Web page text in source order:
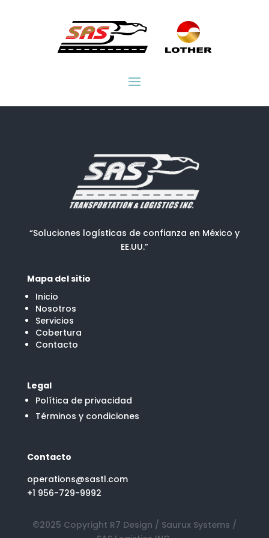
“Soluciones logísticas de confianza en México y
EE.UU.”
Mapa del sitio
Inicio
Nosotros
Servicios
Cobertura
Contacto
Legal
Política de privacidad
Términos y condiciones
Contacto
operations@sastl.com
+1 956-729-9992
©2025 Copyright R7 Design / Saurux Systems /